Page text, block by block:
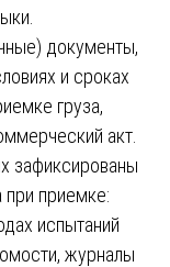
документы,
и сроках
груза,
акт.
зафиксированы
при приемке:
испытаний
журналы